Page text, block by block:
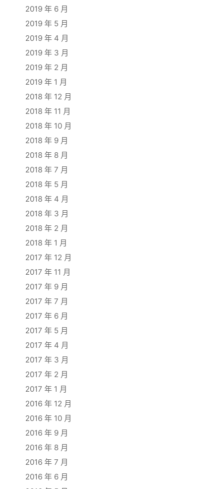
2019 年 6 月
2019 年 5 月
2019 年 4 月
2019 年 3 月
2019 年 2 月
2019 年 1 月
2018 年 12 月
2018 年 11 月
2018 年 10 月
2018 年 9 月
2018 年 8 月
2018 年 7 月
2018 年 5 月
2018 年 4 月
2018 年 3 月
2018 年 2 月
2018 年 1 月
2017 年 12 月
2017 年 11 月
2017 年 9 月
2017 年 7 月
2017 年 6 月
2017 年 5 月
2017 年 4 月
2017 年 3 月
2017 年 2 月
2017 年 1 月
2016 年 12 月
2016 年 10 月
2016 年 9 月
2016 年 8 月
2016 年 7 月
2016 年 6 月